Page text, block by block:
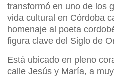
transformó en uno de los
vida cultural en Córdoba
homenaje al poeta
figura clave del Siglo de
Está ubicado en pleno
calle Jesús y María, a